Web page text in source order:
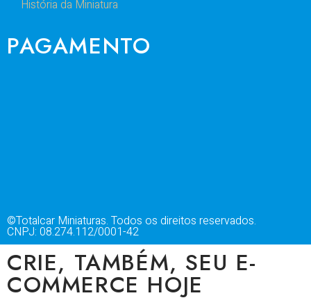
História da Miniatura
PAGAMENTO
©Totalcar Miniaturas. Todos os direitos reservados.
CNPJ: 08.274.112/0001-42
CRIE, TAMBÉM, SEU E-
COMMERCE HOJE